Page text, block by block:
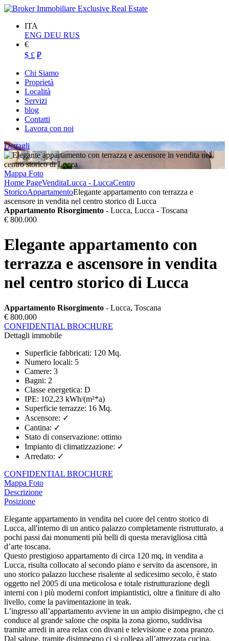
ITA
ENG DEU RUS
€
$ £ ₽
Chi Siamo
Proprietà
Località
Servizi
blog
Contatti
Lavora con noi
Dettagli
Mappa Foto
Home PageVenditaLucca - LuccaCentro
StoricoAppartamentoElegante appartamento con terrazza e
ascensore in vendita nel centro storico di Lucca
Appartamento Risorgimento - Lucca, Lucca - Toscana
€ 800.000
Elegante appartamento con
terrazza e ascensore in vendita
nel centro storico di Lucca
Appartamento Risorgimento - Lucca, Toscana
€ 800.000
CONFIDENTIAL BROCHURE
Dettagli immobile
Superficie fabbricati: 120 Mq.
Numero locali: 5
Camere: 3
Bagni: 2
Classe energetica: D
IPE: 102,23 kWh/(m²*a)
Superficie terrazze: 16 Mq.
Ascensore: ✓
Cantina: ✓
Stato di conservazione: ottimo
Impianto di climatizzazione: ✓
Arredato: ✓
CONFIDENTIAL BROCHURE
Mappa Foto
Descrizione
Posizione
Elegante appartamento in vendita nel cuore del centro storico di
Lucca, all'interno di un antico palazzo completamente ristrutturato, a
pochi passi dai monumenti più belli di questa meravigliosa città
d’arte toscana.
Questo prestigioso appartamento di circa 120 mq, in vendita a
Lucca, risulta collocato al secondo piano e servito da ascensore, in
uno storico palazzo lucchese risalente al sedicesimo secolo, è stato
oggetto nel 2005 di una meticolosa e totale ristrutturazione degli
interni con i più moderni confort impiantistici, oltre a finiture di alto
livello, come la pavimentazione in teak.
L’ingresso all’appartamento avviene in un ampio disimpegno, che ci
conduce al grande salone che ospita la zona giorno, suddivisa
tramite arredi in area relax con divani e televisione e zona pranzo.
Dal salone, tramite disimpegno ci si collega all’attrezzata cucina,